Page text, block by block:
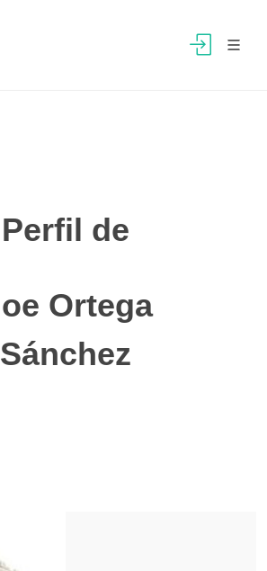
Perfil de
Ortega
Sánchez